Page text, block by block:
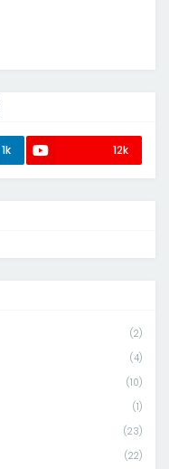
1k 12k
(2)
(4)
(10)
(1)
(23)
(22)